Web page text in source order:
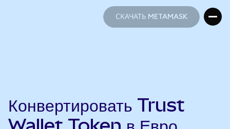
СКАЧАТЬ METAMASK
Конвертировать Trust